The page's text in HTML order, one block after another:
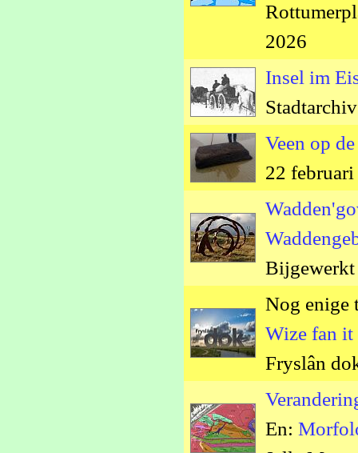
2026
Insel im
Veen op
22
Bijgewerkt
Nog enige
Wize fan it
Fryslân
En: